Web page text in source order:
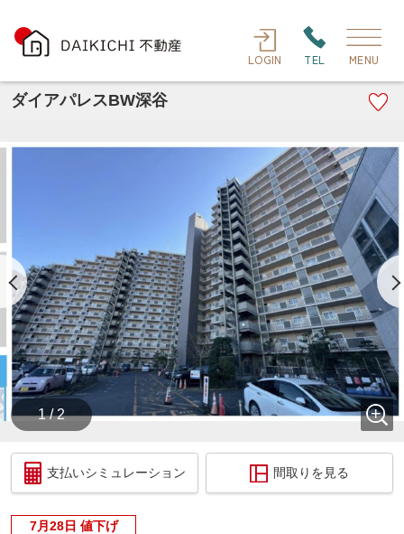
LOGIN TEL MENU
ダイアパレスBW深谷
1 / 2
支払いシミュレーション 間取りを見る
7月28日 値下げ